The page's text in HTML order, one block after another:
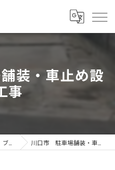
装・車止め設
事
ブログ 川口市 駐車場舗装・車止め設置工事